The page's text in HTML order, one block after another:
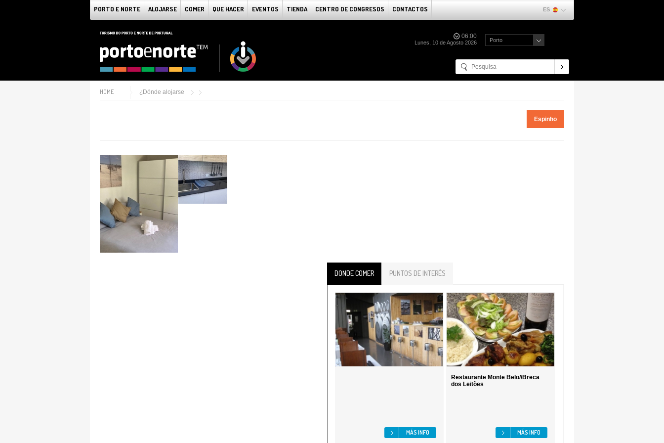
PORTO E NORTE ALOJARSE COMER QUE HACER EVENTOS TIENDA CENTRO DE CONGRESOS CONTACTOS ES
06:00
Lunes, 10 de Agosto 2026 Porto
HOME ¿Dónde alojarse
Espinho
DONDE COMER PUNTOS DE INTERÉS
MÁS INFO
Restaurante Monte Belo//Breca
dos Leitões
MÁS INFO